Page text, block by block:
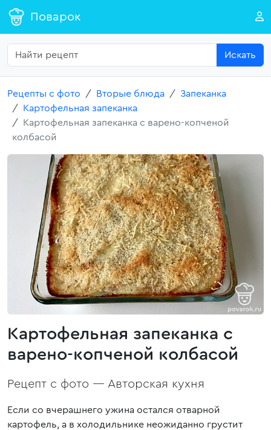
Поварок
Искать
Рецепты с фото Вторые блюда
Запеканка
Картофельная запеканка
Картофельная запеканка с варено-копченой
колбасой
Картофельная запеканка с
варено-копченой колбасой
Рецепт с фото — Авторская кухня
Если со вчерашнего ужина остался отварной
картофель, а в холодильнике неожиданно грустит